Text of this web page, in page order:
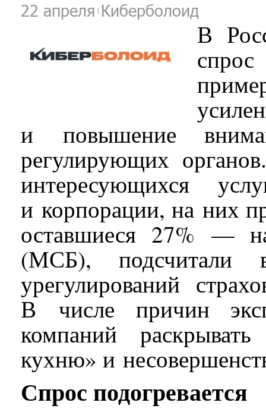
22 апреля Киберболоид
В
и повышение
регулирующих
интересующихся
и корпорации, на них
оставшиеся 27% —
(МСБ),
урегулирований
В числе причин
компаний
кухню» и
Спрос подогревается